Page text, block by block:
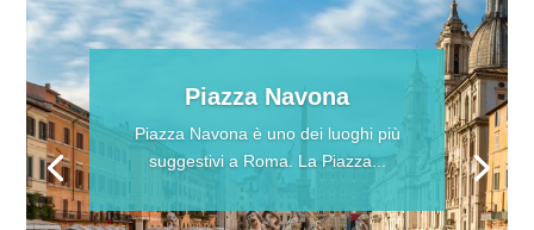
Piazza Navona
Piazza Navona è uno dei luoghi più
suggestivi a Roma. La Piazza...